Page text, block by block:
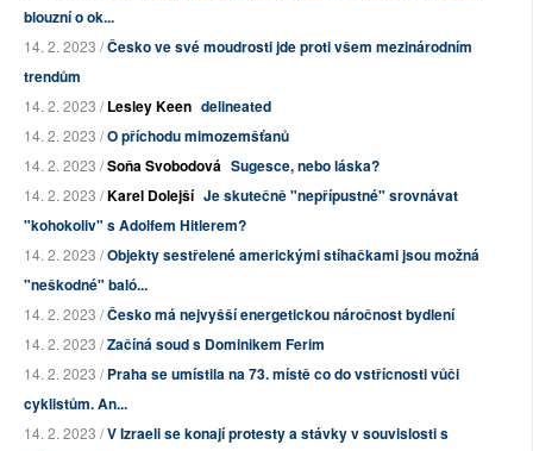
blouzní o ok...
14. 2. 2023 /Česko ve své moudrosti jde proti všem mezinárodním
trendům
14. 2. 2023 /Lesley Keen delineated
14. 2. 2023 /O příchodu mimozemšťanů
14. 2. 2023 /Soňa Svobodová Sugesce, nebo láska?
14. 2. 2023 /Karel Dolejší Je skutečně "nepřípustné" srovnávat
"kohokoliv" s Adolfem Hitlerem?
14. 2. 2023 /Objekty sestřelené americkými stíhačkami jsou možná
"neškodné" baló...
14. 2. 2023 /Česko má nejvyšší energetickou náročnost bydlení
14. 2. 2023 /Začíná soud s Dominikem Ferim
14. 2. 2023 /Praha se umístila na 73. místě co do vstřícnosti vůči
cyklistům. An...
14. 2. 2023 /V Izraeli se konají protesty a stávky v souvislosti s